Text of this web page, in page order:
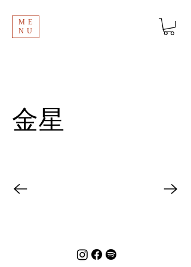
ME
NU
金星